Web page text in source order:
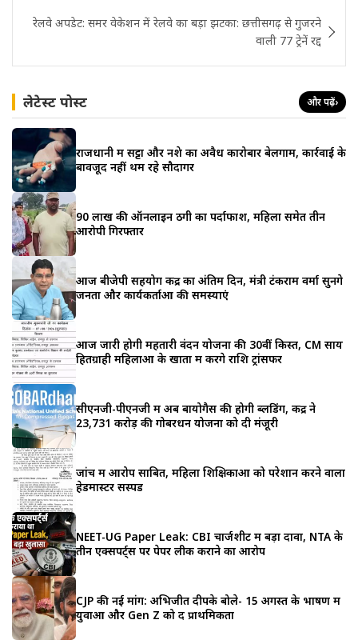
रेलवे अपडेट: समर वेकेशन में रेलवे का बड़ा झटका: छत्तीसगढ़ से गुजरने
वाली 77 ट्रेनें रद्द
लेटेस्ट पोस्ट और पढ़ें›
राजधानी में सट्टा और नशे का अवैध कारोबार बेलगाम, कार्रवाई के
बावजूद नहीं थम रहे सौदागर
90 लाख की ऑनलाइन ठगी का पर्दाफाश, महिला समेत तीन
आरोपी गिरफ्तार
आज बीजेपी सहयोग केंद्र का अंतिम दिन, मंत्री टंकराम वर्मा सुनेंगे
जनता और कार्यकर्ताओं की समस्याएं
आज जारी होगी महतारी वंदन योजना की 30वीं किस्त, CM साय
हितग्राही महिलाओं के खातों में करेंगे राशि ट्रांसफर
सीएनजी-पीएनजी में अब बायोगैस की होगी ब्लेंडिंग, केंद्र ने
23,731 करोड़ की गोबरधन योजना को दी मंजूरी
जांच में आरोप साबित, महिला शिक्षिकाओं को परेशान करने वाला
हेडमास्टर सस्पेंड
NEET-UG Paper Leak: CBI चार्जशीट में बड़ा दावा, NTA के
तीन एक्सपर्ट्स पर पेपर लीक कराने का आरोप
CJP की नई मांग: अभिजीत दीपके बोले- 15 अगस्त के भाषण में
युवाओं और Gen Z को दें प्राथमिकता